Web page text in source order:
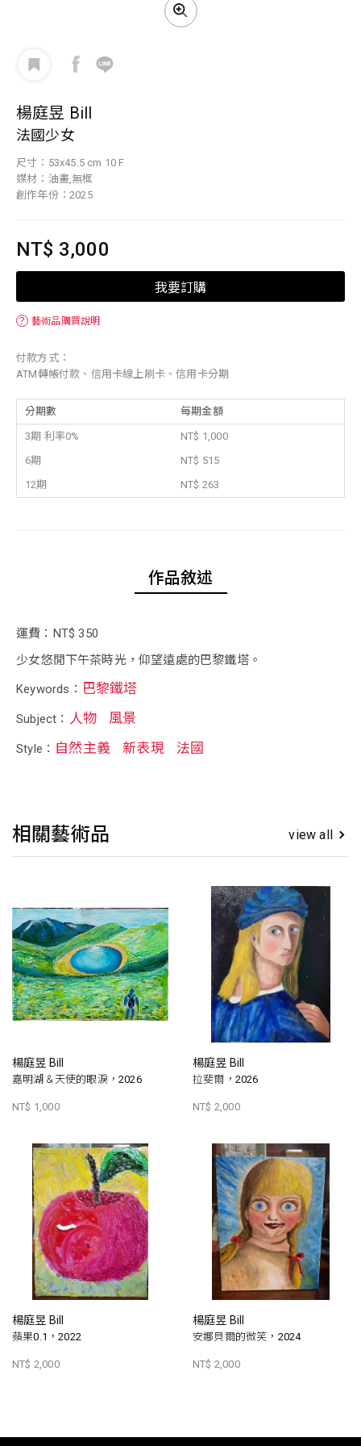
楊庭昱 Bill
法國少女
尺寸：53x45.5 cm 10 F
媒材：油畫,無框
創作年份：2025
NT$ 3,000
我要訂購
？ 藝術品購買說明
付款方式：
ATM轉帳付款、信用卡線上刷卡、信用卡分期
分期數 每期金額
3期 利率0%
NT$ 1,000
6期
NT$ 515
12期
NT$ 263
作品敘述
運費：NT$ 350
少女悠閒下午茶時光，仰望遠處的巴黎鐵塔。
Keywords： 巴黎鐵塔
Subject： 人物 風景
Style： 自然主義 新表現 法國
相關藝術品 view all
楊庭昱 Bill
嘉明湖＆天使的眼淚，2026
NT$ 1,000
楊庭昱 Bill
拉斐爾，2026
NT$ 2,000
楊庭昱 Bill
蘋果0.1，2022
NT$ 2,000
楊庭昱 Bill
安娜貝爾的微笑，2024
NT$ 2,000